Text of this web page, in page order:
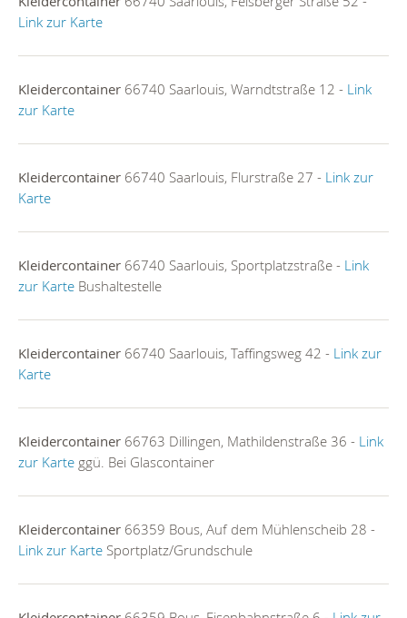
Link zur Karte
Kleidercontainer 66740 Saarlouis, Warndtstraße 12 - Link
zur Karte
Kleidercontainer 66740 Saarlouis, Flurstraße 27 - Link zur
Karte
Kleidercontainer 66740 Saarlouis, Sportplatzstraße - Link
zur Karte Bushaltestelle
Kleidercontainer 66740 Saarlouis, Taffingsweg 42 - Link zur
Karte
Kleidercontainer 66763 Dillingen, Mathildenstraße 36 - Link
zur Karte ggü. Bei Glascontainer
Kleidercontainer 66359 Bous, Auf dem Mühlenscheib 28 -
Link zur Karte Sportplatz/Grundschule